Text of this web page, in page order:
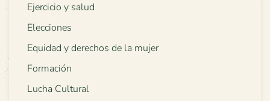
Ejercicio y salud
Elecciones
Equidad y derechos de la mujer
Formación
Lucha Cultural